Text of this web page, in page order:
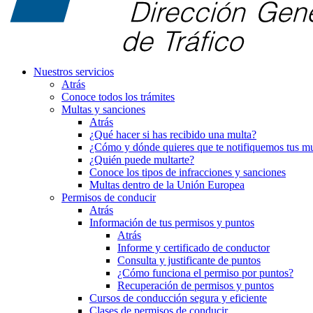
Nuestros servicios
Atrás
Conoce todos los trámites
Multas y sanciones
Atrás
¿Qué hacer si has recibido una multa?
¿Cómo y dónde quieres que te notifiquemos tus
¿Quién puede multarte?
Conoce los tipos de infracciones y sanciones
Multas dentro de la Unión Europea
Permisos de conducir
Atrás
Información de tus permisos y puntos
Atrás
Informe y certificado de conductor
Consulta y justificante de puntos
¿Cómo funciona el permiso por puntos?
Recuperación de permisos y puntos
Cursos de conducción segura y eficiente